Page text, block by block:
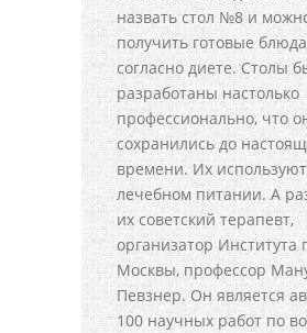
назвать стол №8 и
получить готовые блюда
согласно диете. Столы
разработаны настолько
профессионально, что
сохранились до
времени. Их
лечебном питании. А
их советский терапевт,
организатор Института
Москвы, профессор
Певзнер. Он является
100 научных работ по